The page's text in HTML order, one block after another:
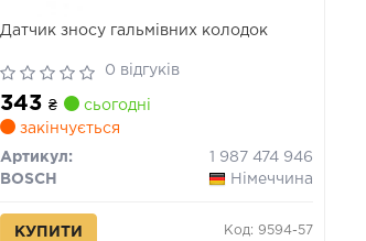
Датчик зносу гальмівних колодок
0 відгуків
343₴
сьогодні
закінчується
Артикул:
1 987 474 946
BOSCH
Німеччина
КУПИТИ Код: 9594-57